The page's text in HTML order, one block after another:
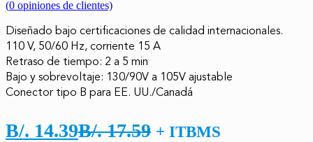
(0 opiniones de clientes)
Diseñado bajo certificaciones de calidad internacionales.
110 V, 50/60 Hz, corriente 15 A
Retraso de tiempo: 2 a 5 min
Bajo y sobrevoltaje: 130/90V a 105V ajustable
Conector tipo B para EE. UU./Canadá
B/. 14.39El
B/.17.59 El
+ ITBMS